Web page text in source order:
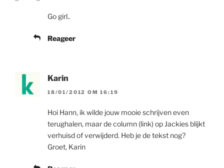
Go girl..
Reageer
Karin
18/01/2012 OM 16:19
Hoi Hann, ik wilde jouw mooie schrijven even
terughalen, maar de column (link) op Jackies blijkt
verhuisd of verwijderd. Heb je de tekst nog?
Groet, Karin